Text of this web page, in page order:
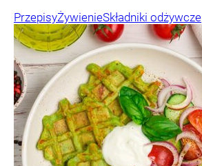
PrzepisyŻywienieSkładniki odżywcze